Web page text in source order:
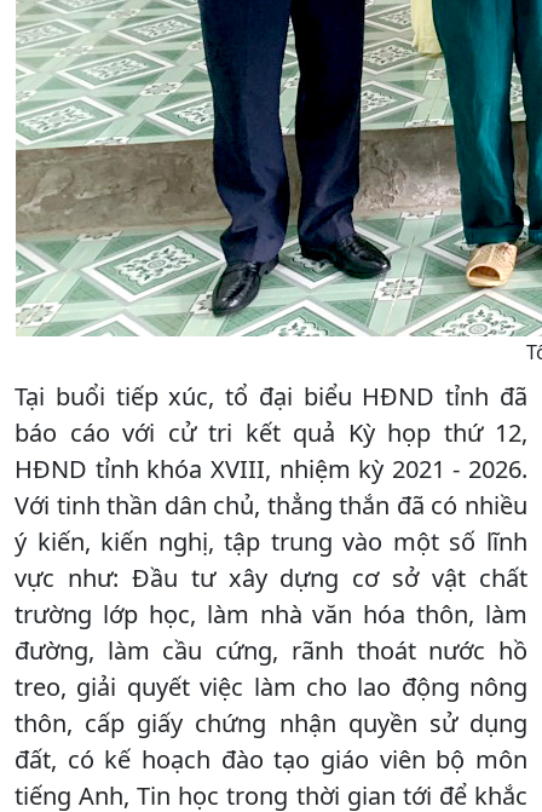
Tại buổi tiếp xúc, tổ đại biểu HĐND tỉnh đã
báo cáo với cử tri kết quả Kỳ họp thứ 12,
HĐND tỉnh khóa XVIII, nhiệm kỳ 2021 - 2026.
Với tinh thần dân chủ, thẳng thắn đã có nhiều
ý kiến, kiến nghị, tập trung vào một số lĩnh
vực như: Đầu tư xây dựng cơ sở vật chất
trường lớp học, làm nhà văn hóa thôn, làm
đường, làm cầu cứng, rãnh thoát nước hồ
treo, giải quyết việc làm cho lao động nông
thôn, cấp giấy chứng nhận quyền sử dụng
đất, có kế hoạch đào tạo giáo viên bộ môn
tiếng Anh, Tin học trong thời gian tới để khắc